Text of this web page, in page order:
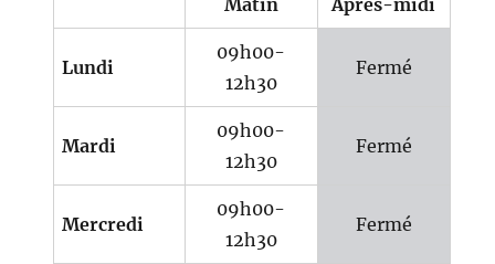
Matin
Après-midi
Lundi
09h00-
12h30
Fermé
Mardi
09h00-
12h30
Fermé
Mercredi
09h00-
12h30
Fermé